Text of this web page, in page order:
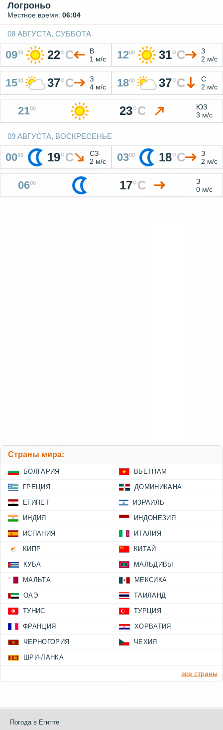
Логроньо
Местное время: 06:04
08 АВГУСТА, СУББОТА
0900 22°C
В
1 м/с
1200 31°C
З
2 м/с
1500 37°C
З
4 м/с
1800 37°C
С
2 м/с
2100 23°C
ЮЗ
3 м/с
09 АВГУСТА, ВОСКРЕСЕНЬЕ
0000 19°C
СЗ
2 м/с
0300 18°C
З
2 м/с
0600 17°C
З
0 м/с
Страны мира:
БОЛГАРИЯ ВЬЕТНАМ
ГРЕЦИЯ ДОМИНИКАНА
ЕГИПЕТ ИЗРАИЛЬ
ИНДИЯ ИНДОНЕЗИЯ
ИСПАНИЯ ИТАЛИЯ
КИПР КИТАЙ
КУБА МАЛЬДИВЫ
МАЛЬТА МЕКСИКА
ОАЭ ТАИЛАНД
ТУНИС ТУРЦИЯ
ФРАНЦИЯ ХОРВАТИЯ
ЧЕРНОГОРИЯ ЧЕХИЯ
ШРИ-ЛАНКА
все страны
Погода в Египте